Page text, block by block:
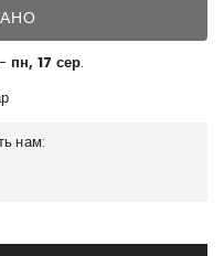
- пн, 17 сер.
нам: